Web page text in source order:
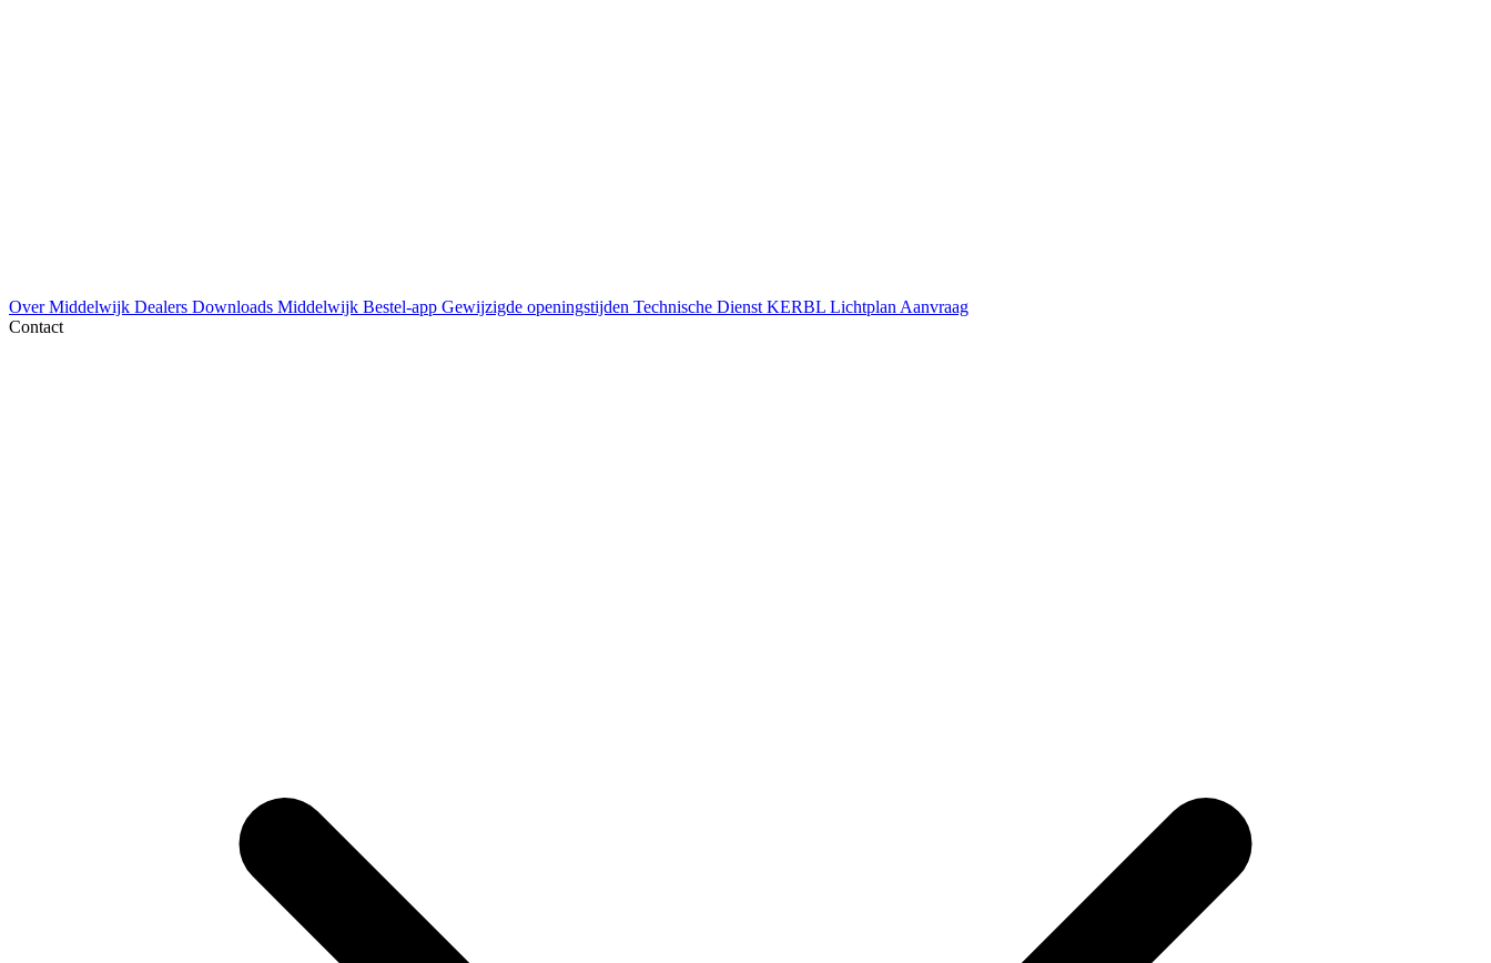
Over Middelwijk Dealers Downloads Middelwijk Bestel-app Gewijzigde openingstijden Technische Dienst KERBL Lichtplan Aanvraag
Contact